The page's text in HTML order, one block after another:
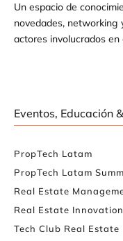
Un espacio de
novedades, networking
actores involucrados en
Eventos, Educación
PropTech Latam
PropTech Latam
Real Estate
Real Estate
Tech Club Real Estate